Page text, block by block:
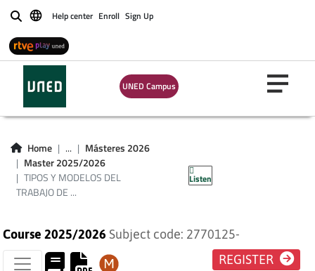
BuscarHelp center Enroll Sign Up
UNED Campus
Home ...
Másteres 2026
Master 2025/2026
TIPOS Y MODELOS DEL
TRABAJO DE ...
Listen
TIPOS Y MODELOS
DEL TRABAJO DE
INVESTIGACIÓN EN
HISTORIA DEL ARTE
Course 2025/2026 Subject code: 2770125-
REGISTER